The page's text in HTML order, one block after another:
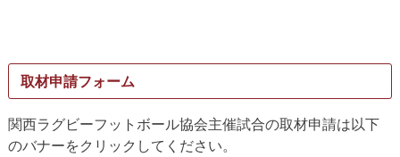
取材申請フォーム
関西ラグビーフットボール協会主催試合の取材申請は以下
のバナーをクリックしてください。